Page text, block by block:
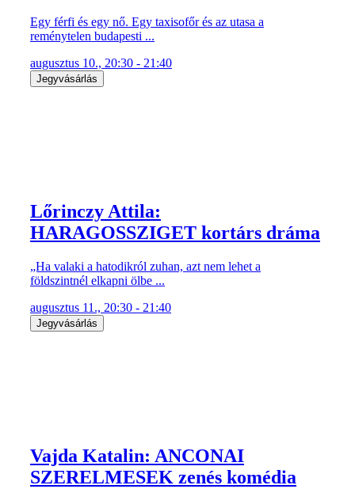
Egy férfi és egy nő. Egy taxisofőr és az utasa a
reménytelen budapesti ...
augusztus 10., 20:30 - 21:40
Jegyvásárlás
Lőrinczy Attila:
HARAGOSSZIGET kortárs dráma
„Ha valaki a hatodikról zuhan, azt nem lehet a
földszintnél elkapni ölbe ...
augusztus 11., 20:30 - 21:40
Jegyvásárlás
Vajda Katalin: ANCONAI
SZERELMESEK zenés komédia